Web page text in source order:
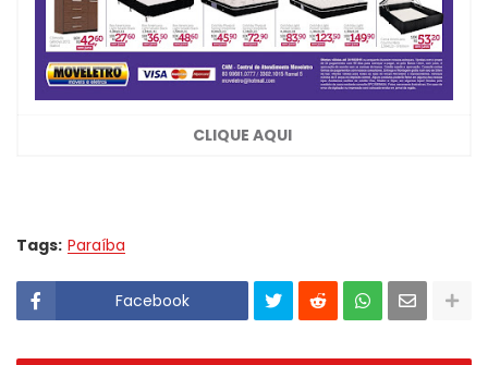
CLIQUE AQUI
Tags: Paraíba
Facebook